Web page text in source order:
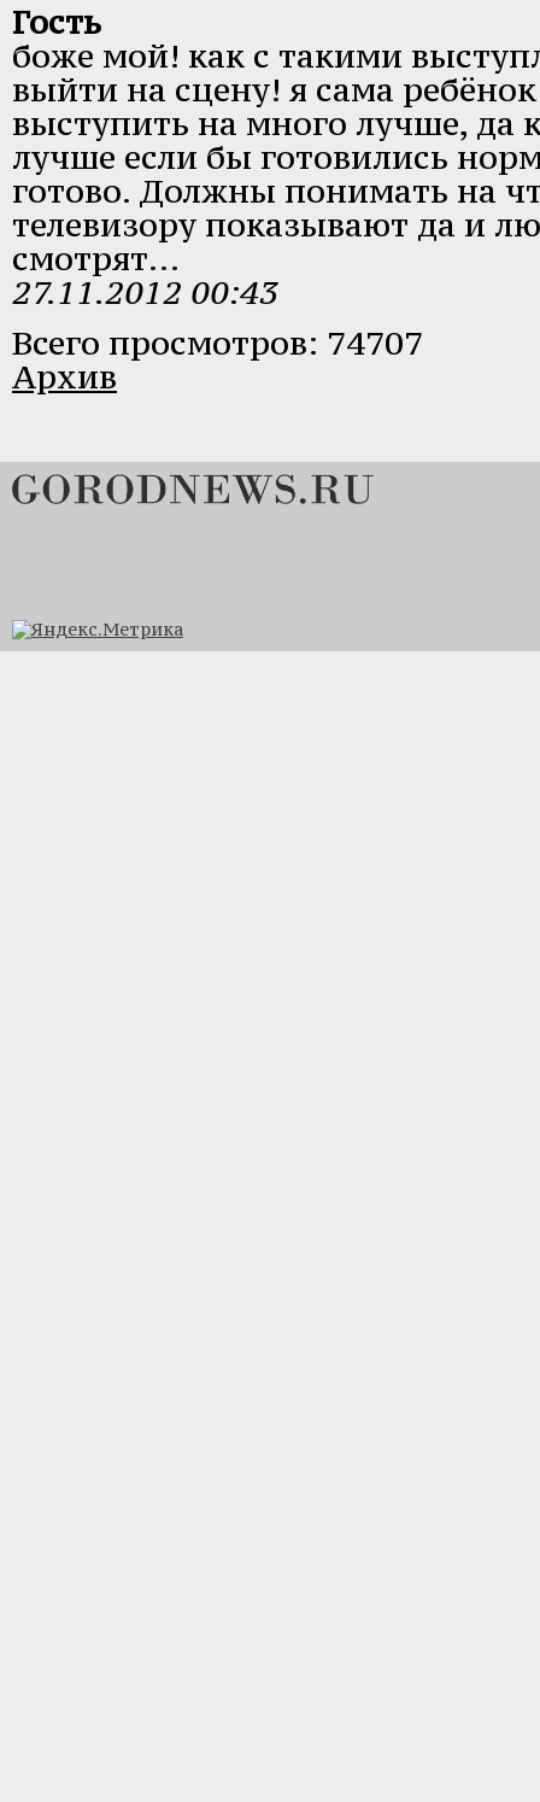
Гость
боже мой! как с такими
выйти на сцену! я сама
выступить на много лучше,
лучше если бы готовились
готово. Должны понимать на
телевизору показывают да и
смотрят...
27.11.2012 00:43
Всего просмотров: 74707
Архив